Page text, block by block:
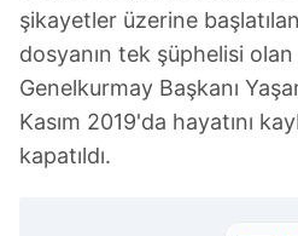
şikayetler üzerine
dosyanın tek şüphelisi
Genelkurmay Başkanı
Kasım 2019'da hayatını
kapatıldı.